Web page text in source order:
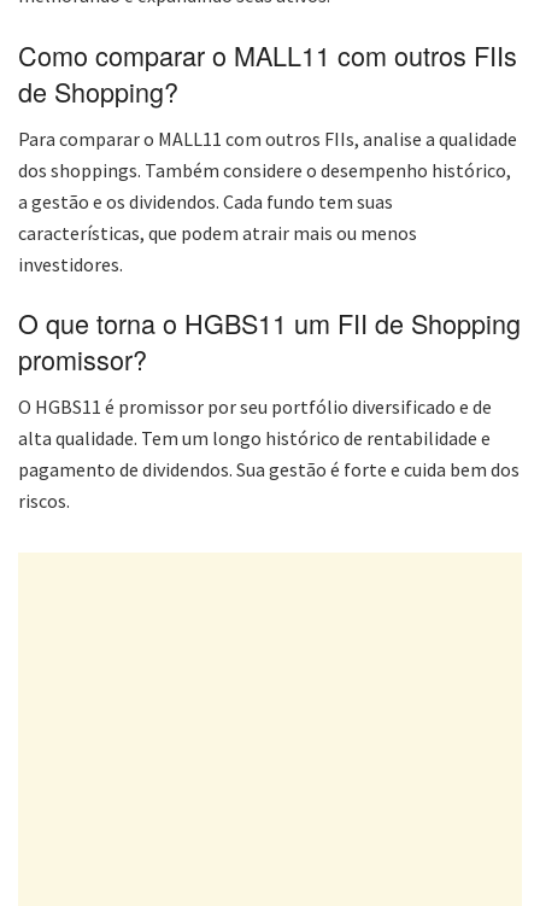
Como comparar o MALL11 com outros FIIs
de Shopping?
Para comparar o MALL11 com outros FIIs, analise a qualidade
dos shoppings. Também considere o desempenho histórico,
a gestão e os dividendos. Cada fundo tem suas
características, que podem atrair mais ou menos
investidores.
O que torna o HGBS11 um FII de Shopping
promissor?
O HGBS11 é promissor por seu portfólio diversificado e de
alta qualidade. Tem um longo histórico de rentabilidade e
pagamento de dividendos. Sua gestão é forte e cuida bem dos
riscos.